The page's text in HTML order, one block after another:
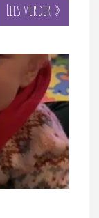
Lees verder »